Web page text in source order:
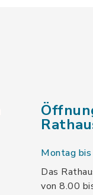
Montag
Das
von 8.00